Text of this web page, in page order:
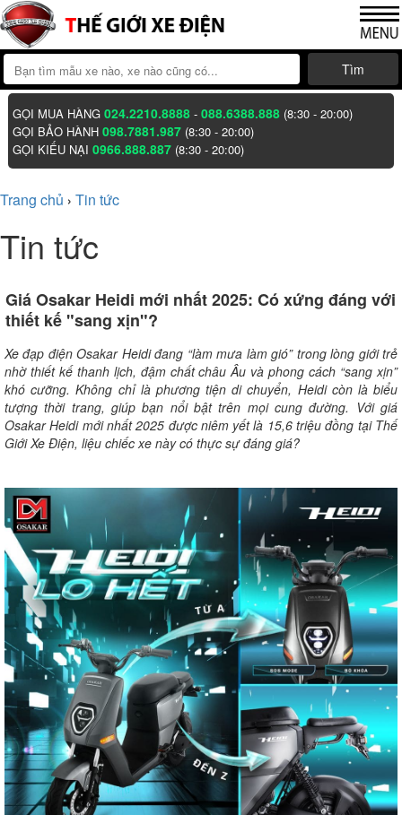
Tìm
GỌI MUA HÀNG024.2210.8888 -088.6388.888 (8:30 - 20:00)
GỌI BẢO HÀNH098.7881.987 (8:30 - 20:00)
GỌI KIẾU NẠI0966.888.887 (8:30 - 20:00)
Trang chủ › Tin tức
Tin tức
Giá Osakar Heidi mới nhất 2025: Có xứng đáng với
thiết kế "sang xịn"?
Xe đạp điện Osakar Heidi đang “làm mưa làm gió” trong lòng giới trẻ
nhờ thiết kế thanh lịch, đậm chất châu Âu và phong cách “sang xịn”
khó cưỡng. Không chỉ là phương tiện di chuyển, Heidi còn là biểu
tượng thời trang, giúp bạn nổi bật trên mọi cung đường. Với giá
Osakar Heidi mới nhất 2025 được niêm yết là 15,6 triệu đồng tại Thế
Giới Xe Điện, liệu chiếc xe này có thực sự đáng giá?